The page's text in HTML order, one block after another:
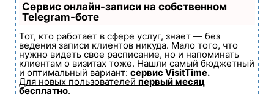
Сервис онлайн-записи на собственном
Telegram-боте
Тот, кто работает в сфере услуг, знает — без
ведения записи клиентов никуда. Мало того, что
нужно видеть свое расписание, но и напоминать
клиентам о визитах тоже. Нашли самый бюджетный
и оптимальный вариант: сервис VisitTime.
Для новых пользователей первый месяц
бесплатно.